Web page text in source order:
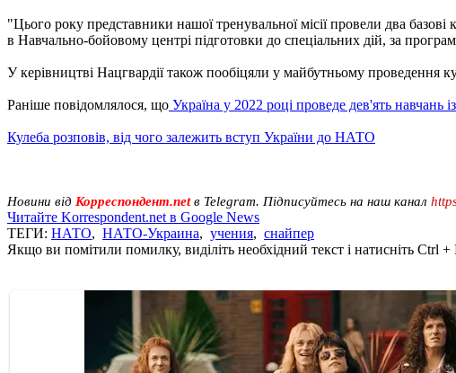
"Цього року представники нашої тренувальної місії провели два
в Навчально-бойовому центрі підготовки до спеціальних дій, за
У керівництві Нацгвардії також пообіцяли у майбутньому проведення
Раніше повідомлялося, що Україна у 2022 році проведе дев'ять навчань
Кулеба розповів, від чого залежить вступ України до НАТО
Новини від Корреспондент.netв Telegram. Підписуйтесь на наш канал
Читайте Korrespondent.net в Google News
ТЕГИ: НАТО, НАТО-Украина, учения, снайпер
Якщо ви помітили помилку, виділіть необхідний текст і натисніть Ctrl